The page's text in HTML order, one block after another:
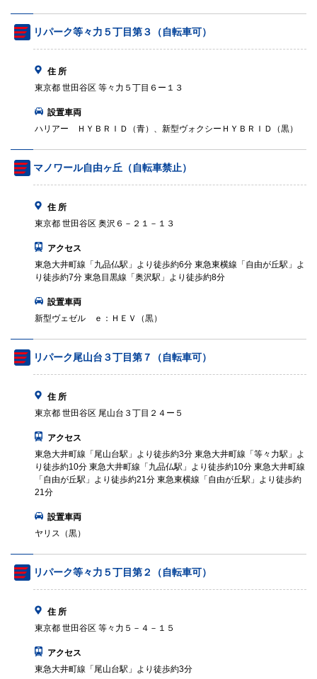
リパーク等々力５丁目第３（自転車可）
住 所
東京都 世田谷区 等々力５丁目６ー１３
設置車両
ハリアー ＨＹＢＲＩＤ（青）、新型ヴォクシーＨＹＢＲＩＤ（黒）
マノワール自由ヶ丘（自転車禁止）
住 所
東京都 世田谷区 奥沢６－２１－１３
アクセス
東急大井町線「九品仏駅」より徒歩約6分 東急東横線「自由が丘駅」よ
り徒歩約7分 東急目黒線「奥沢駅」より徒歩約8分
設置車両
新型ヴェゼル ｅ：ＨＥＶ（黒）
リパーク尾山台３丁目第７（自転車可）
住 所
東京都 世田谷区 尾山台３丁目２４ー５
アクセス
東急大井町線「尾山台駅」より徒歩約3分 東急大井町線「等々力駅」よ
り徒歩約10分 東急大井町線「九品仏駅」より徒歩約10分 東急大井町線
「自由が丘駅」より徒歩約21分 東急東横線「自由が丘駅」より徒歩約
21分
設置車両
ヤリス（黒）
リパーク等々力５丁目第２（自転車可）
住 所
東京都 世田谷区 等々力５－４－１５
アクセス
東急大井町線「尾山台駅」より徒歩約3分